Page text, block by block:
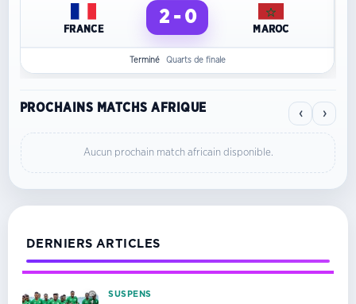
FRANCE
2 - 0
MAROC
Terminé Quarts de finale
PROCHAINS MATCHS AFRIQUE ‹ ›
Aucun prochain match africain disponible.
DERNIERS ARTICLES
SUSPENS